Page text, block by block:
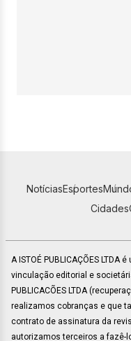
NotíciasEsportes
Cidades
A ISTOÉ PUBLICAÇÕES
vinculação editorial e
PUBLICACÕES LTDA
realizamos cobranças e que
contrato de assinatura da
autorizamos terceiros a fazê-